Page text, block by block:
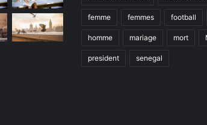
femme femmes football
homme mariage mort
president senegal